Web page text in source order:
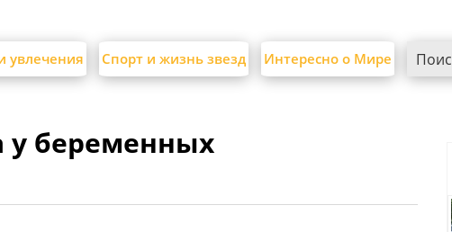
увлечения Спорт и жизнь звезд Интересно о Мире
у беременных